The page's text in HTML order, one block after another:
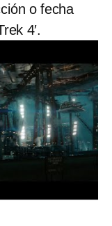
o fecha
4′.